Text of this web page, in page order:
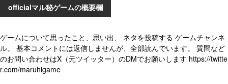
officialマル秘ゲームの概要欄
ゲームについて思ったこと、思い出、 ネタを投稿する ゲームチャンネ
ル。 基本コメントには返信しませんが、全部読んでいます。 質問など
のお問い合わせはX（元ツイッター）のDMでお願いします https://twitte
r.com/maruhigame